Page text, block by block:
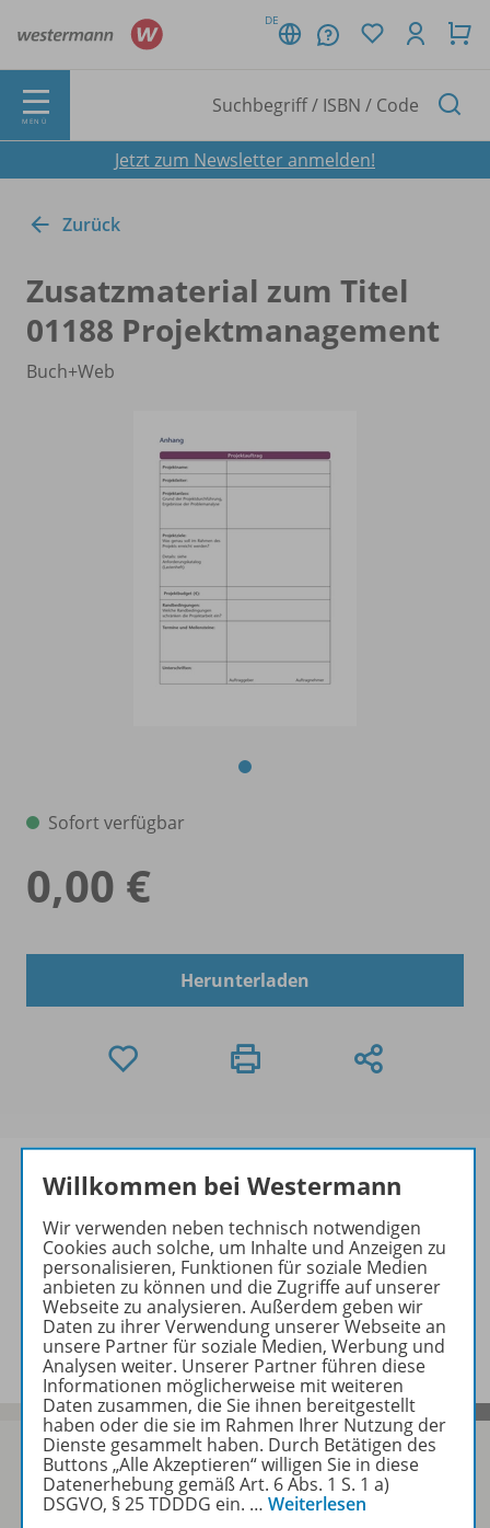
DE
MENÜ
Jetzt zum Newsletter anmelden!
Zurück
Zusatzmaterial zum Titel
01188 Projektmanagement
Buch+Web
Sofort verfügbar
0,00 €
Herunterladen
Informationen
Beschreibung
Sofort profitieren
Willkommen bei Westermann
Wir verwenden neben technisch notwendigen
Cookies auch solche, um Inhalte und Anzeigen zu
personalisieren, Funktionen für soziale Medien
anbieten zu können und die Zugriffe auf unserer
Webseite zu analysieren. Außerdem geben wir
Daten zu ihrer Verwendung unserer Webseite an
unsere Partner für soziale Medien, Werbung und
Analysen weiter. Unserer Partner führen diese
Informationen möglicherweise mit weiteren
Daten zusammen, die Sie ihnen bereitgestellt
haben oder die sie im Rahmen Ihrer Nutzung der
Dienste gesammelt haben. Durch Betätigen des
Buttons „Alle Akzeptieren“ willigen Sie in diese
Datenerhebung gemäß Art. 6 Abs. 1 S. 1 a)
DSGVO, § 25 TDDDG ein. … Weiterlesen